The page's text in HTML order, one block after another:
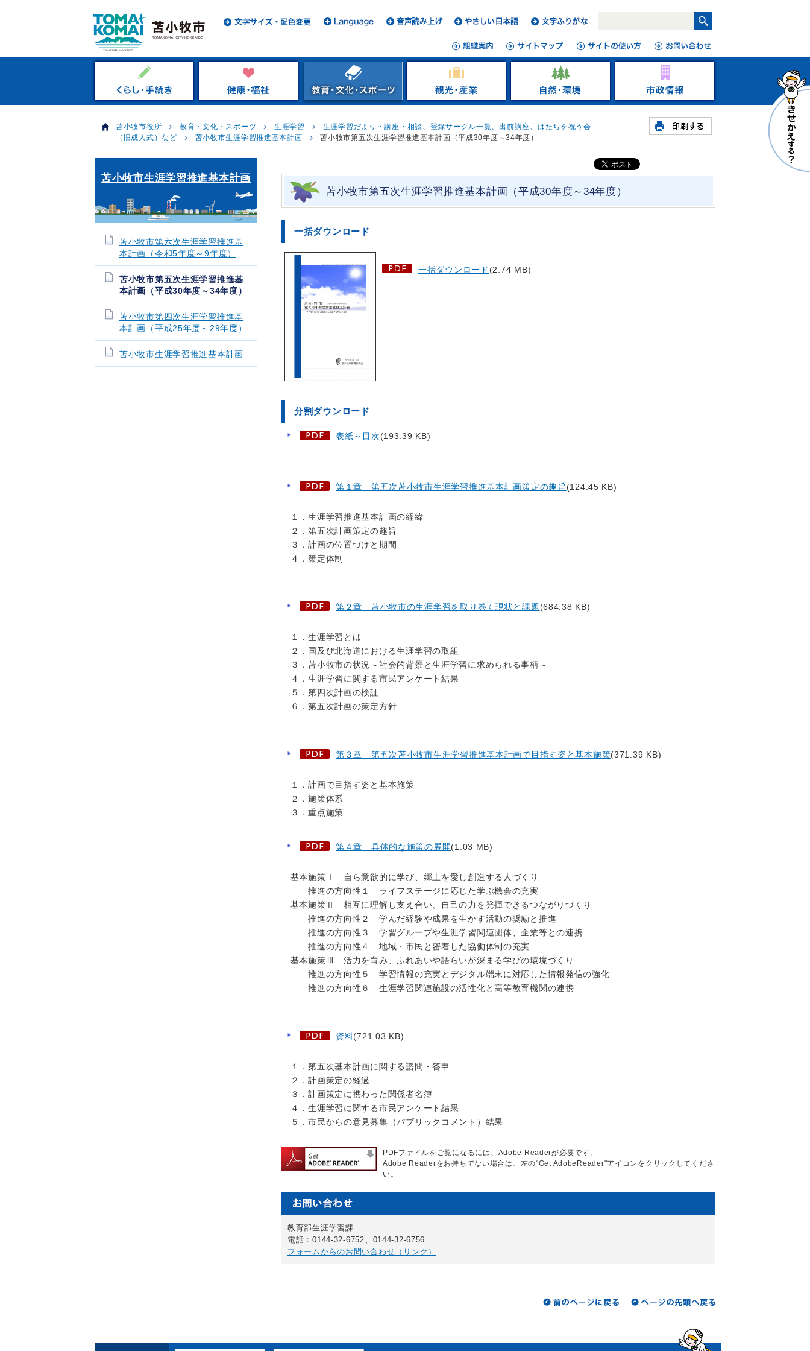
苫小牧市役所 教育・文化・スポーツ 生涯学習
生涯学習だより・講座・相談、登録サークル一覧、出前講座、はたちを祝う会
（旧成人式）など
苫小牧市生涯学習推進基本計画 苫小牧市第五次生涯学習推進基本計画（平成30年度～34年度）
苫小牧市第五次生涯学習推進基本計画（平成30年度～34年度）
一括ダウンロード
一括ダウンロード (2.74 MB)
分割ダウンロード
表紙～目次(193.39 KB)
第１章 第五次苫小牧市生涯学習推進基本計画策定の趣旨 (124.45 KB)
１．生涯学習推進基本計画の経緯
２．第五次計画策定の趣旨
３．計画の位置づけと期間
４．策定体制
第２章 苫小牧市の生涯学習を取り巻く現状と課題(684.38 KB)
１．生涯学習とは
２．国及び北海道における生涯学習の取組
３．苫小牧市の状況～社会的背景と生涯学習に求められる事柄～
４．生涯学習に関する市民アンケート結果
５．第四次計画の検証
６．第五次計画の策定方針
第３章 第五次苫小牧市生涯学習推進基本計画で目指す姿と基本施策(371.39 KB)
１．計画で目指す姿と基本施策
２．施策体系
３．重点施策
第４章 具体的な施策の展開(1.03 MB)
基本施策Ⅰ 自ら意欲的に学び、郷土を愛し創造する人づくり
推進の方向性１ ライフステージに応じた学ぶ機会の充実
基本施策Ⅱ 相互に理解し支え合い、自己の力を発揮できるつながりづくり
推進の方向性２ 学んだ経験や成果を生かす活動の奨励と推進
推進の方向性３ 学習グループや生涯学習関連団体、企業等との連携
推進の方向性４ 地域・市民と密着した協働体制の充実
基本施策Ⅲ 活力を育み、ふれあいや語らいが深まる学びの環境づくり
推進の方向性５ 学習情報の充実とデジタル端末に対応した情報発信の強化
推進の方向性６ 生涯学習関連施設の活性化と高等教育機関の連携
資料(721.03 KB)
１．第五次基本計画に関する諮問・答申
２．計画策定の経過
３．計画策定に携わった関係者名簿
４．生涯学習に関する市民アンケート結果
５．市民からの意見募集（パブリックコメント）結果
PDFファイルをご覧になるには、Adobe Readerが必要です。
Adobe Readerをお持ちでない場合は、左の"Get AdobeReader"アイコンをクリックしてくださ
い。
教育部生涯学習課
電話：0144-32-6752、0144-32-6756
フォームからのお問い合わせ（リンク）
苫小牧市生涯学習推進基本計画
苫小牧市第六次生涯学習推進基
本計画（令和5年度～9年度）
苫小牧市第五次生涯学習推進基
本計画（平成30年度～34年度）
苫小牧市第四次生涯学習推進基
本計画（平成25年度～29年度）
苫小牧市生涯学習推進基本計画